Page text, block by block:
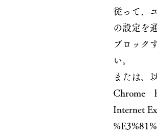
従って、
の設定を
ブロック
い。
または、
Chrome
Internet